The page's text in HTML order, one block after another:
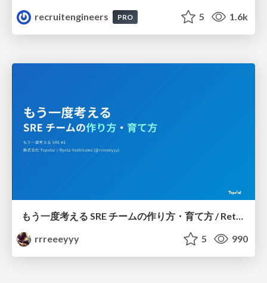
recruitengineers
PRO 5 1.6k
もう一度考える SRE チームの作り方・育て方 / Rethinking SRE #1: Building and Growing SRE Teams
rrreeeyyy
5 990